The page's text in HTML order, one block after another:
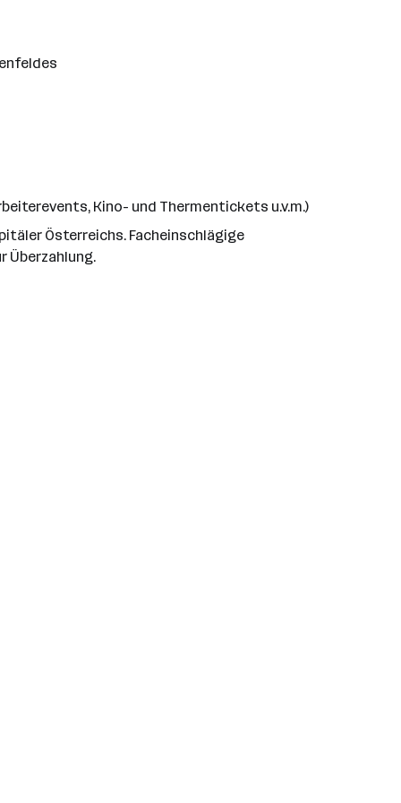
Kino- und Thermentickets u.v.m.)
Österreichs. Facheinschlägige
Überzahlung.